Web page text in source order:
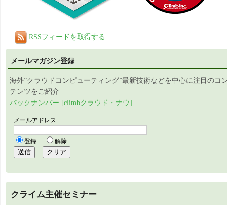
RSSフィードを取得する
メールマガジン登録
海外”クラウドコンピューティング”最新技術などを中心に注目のコ
テンツをご紹介
バックナンバー [climbクラウド・ナウ]
クライム主催セミナー